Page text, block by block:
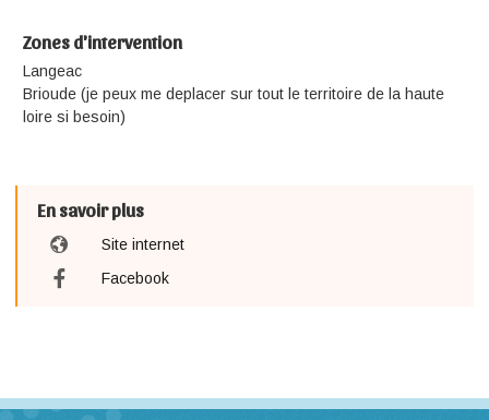
Zones d'intervention
Langeac
Brioude (je peux me deplacer sur tout le territoire de la haute
loire si besoin)
En savoir plus
Site internet
Facebook